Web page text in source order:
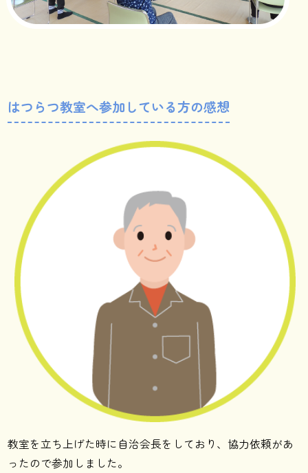
はつらつ教室へ参加している方の感想
教室を立ち上げた時に自治会長をしており、協力依頼があ
ったので参加しました。